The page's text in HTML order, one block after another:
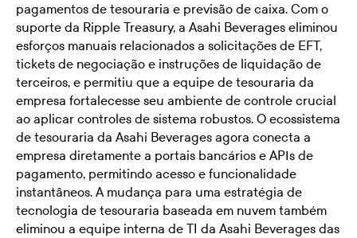
pagamentos de tesouraria e previsão de caixa. Com o
suporte da Ripple Treasury, a Asahi Beverages eliminou
esforços manuais relacionados a solicitações de EFT,
tickets de negociação e instruções de liquidação de
terceiros, e permitiu que a equipe de tesouraria da
empresa fortalecesse seu ambiente de controle crucial
ao aplicar controles de sistema robustos. O ecossistema
de tesouraria da Asahi Beverages agora conecta a
empresa diretamente a portais bancários e APIs de
pagamento, permitindo acesso e funcionalidade
instantâneos. A mudança para uma estratégia de
tecnologia de tesouraria baseada em nuvem também
eliminou a equipe interna de TI da Asahi Beverages das